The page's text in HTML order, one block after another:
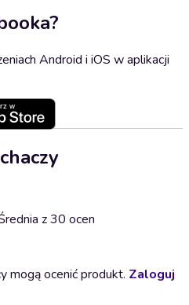
Android i iOS w aplikacji
z 30 ocen
mogą ocenić produkt. Zaloguj